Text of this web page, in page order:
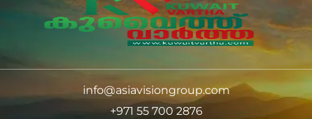
info@asiavisiongroup.com
+971 55 700 2876